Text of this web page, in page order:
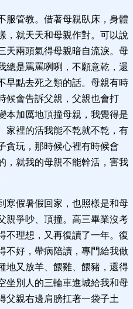
服管教。借著母親臥床，身體
，就天天和母親作對。可以說
天兩頭氣得母親暗自流淚。母
總是罵罵咧咧，不願意乾，還
早點去死之類的話。母親有時
候會告訴父親，父親也會打
本加厲地頂撞母親，我覺得是
家裡的活我能不乾就不乾，有
貪玩，那時候心裡有時候會
，就我的母親不能幹活，害我
寒假暑假回家，也照樣是和母
親爭吵、頂撞。高三畢業沒考
不理想，又再復讀了一年。復
不好，帶病陪讀，專門給我做
地又放羊、餵雞、餵豬，還得
坐別人的三輪車進城給我和母
父親右邊肩膀扛著一袋子土